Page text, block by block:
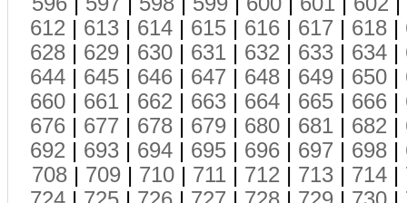
612 | 613 | 614 | 615 | 616 | 617 | 618 |
628 | 629 | 630 | 631 | 632 | 633 | 634 |
644 | 645 | 646 | 647 | 648 | 649 | 650 |
660 | 661 | 662 | 663 | 664 | 665 | 666 |
676 | 677 | 678 | 679 | 680 | 681 | 682 |
692 | 693 | 694 | 695 | 696 | 697 | 698 |
708 | 709 | 710 | 711 | 712 | 713 | 714 |